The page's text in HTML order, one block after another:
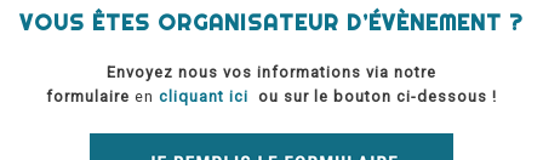
VOUS ÊTES ORGANISATEUR D’ÉVÈNEMENT ?
Envoyez nous vos informations via notre
formulaire en cliquant ici ou sur le bouton ci-dessous !